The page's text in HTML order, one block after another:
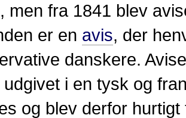
men fra 1841 blev
er en avis, der
danskere.
udgivet i en tysk og
og blev derfor